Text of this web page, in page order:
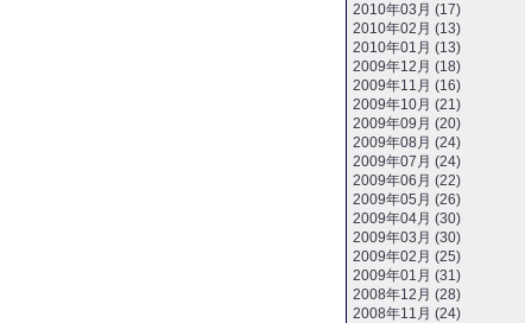
2010年03月 (17)
2010年02月 (13)
2010年01月 (13)
2009年12月 (18)
2009年11月 (16)
2009年10月 (21)
2009年09月 (20)
2009年08月 (24)
2009年07月 (24)
2009年06月 (22)
2009年05月 (26)
2009年04月 (30)
2009年03月 (30)
2009年02月 (25)
2009年01月 (31)
2008年12月 (28)
2008年11月 (24)